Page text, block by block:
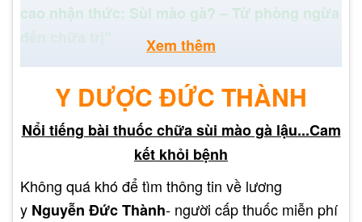
cao nhận thức: Sùi mào gà? – Từ phòng ngừa
Xem thêm
Y DƯỢC ĐỨC THÀNH
Nổi tiếng bài thuốc chữa sùi mào gà lậu...Cam
kết khỏi bệnh
Không quá khó để tìm thông tin về lương
y Nguyễn Đức Thành- người cấp thuốc miễn phí